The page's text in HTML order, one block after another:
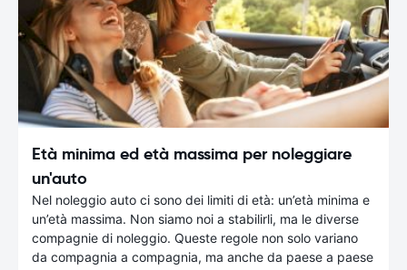
Età minima ed età massima per noleggiare
un'auto
Nel noleggio auto ci sono dei limiti di età: un’età minima e
un’età massima. Non siamo noi a stabilirli, ma le diverse
compagnie di noleggio. Queste regole non solo variano
da compagnia a compagnia, ma anche da paese a paese